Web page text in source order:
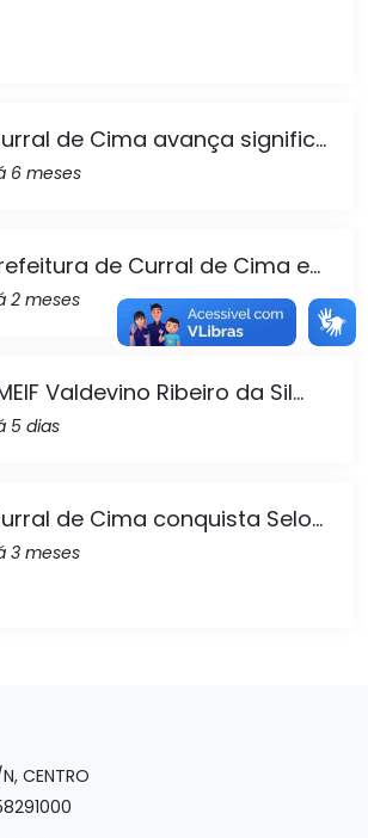
de Cima avança signific...
6 meses
de Curral de Cima e...
2 meses
Valdevino Ribeiro da Sil...
5 dias
de Cima conquista Selo...
3 meses
CENTRO